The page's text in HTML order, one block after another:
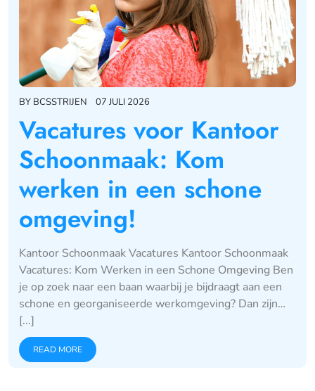
BY BCSSTRIJEN 07 JULI 2026
Vacatures voor Kantoor
Schoonmaak: Kom
werken in een schone
omgeving!
Kantoor Schoonmaak Vacatures Kantoor Schoonmaak
Vacatures: Kom Werken in een Schone Omgeving Ben
je op zoek naar een baan waarbij je bijdraagt aan een
schone en georganiseerde werkomgeving? Dan zijn…
[...]
READ MORE